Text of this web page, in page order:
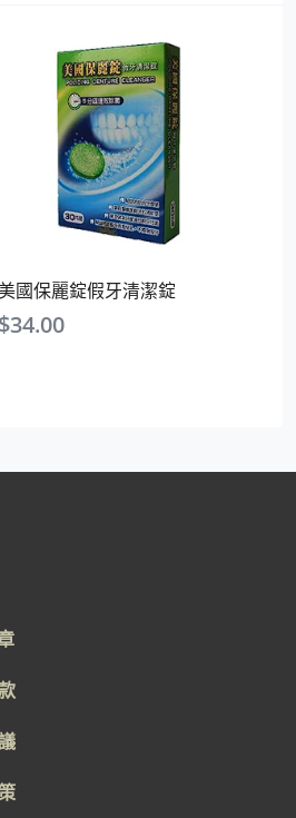
國保麗錠假牙清潔錠
$34.00